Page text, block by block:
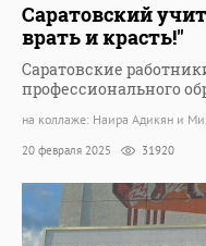
Саратовский
врать и красть!"
Саратовские
профессионального
на коллаже: Наира Адикян и
20 февраля 2025 31920